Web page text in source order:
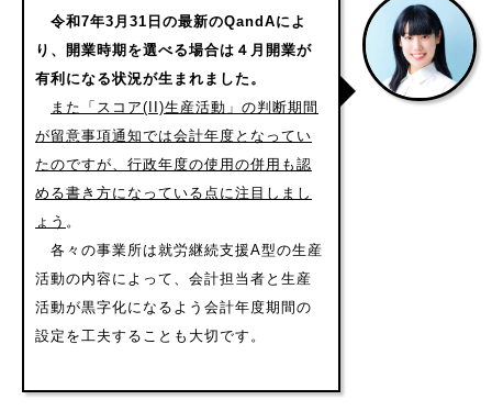
令和7年3月31日の最新のQandAによ
り、開業時期を選べる場合は４月開業が
有利になる状況が生まれました。
また「スコア(II)生産活動」の判断期間
が留意事項通知では会計年度となってい
たのですが、行政年度の使用の併用も認
める書き方になっている点に注目しまし
ょう 。
各々の事業所は就労継続支援A型の生産
活動の内容によって、会計担当者と生産
活動が黒字化になるよう会計年度期間の
設定を工夫することも大切です。